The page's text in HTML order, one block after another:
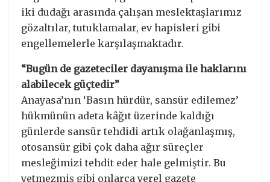
iki dudağı arasında çalışan meslektaşlarımız
gözaltılar, tutuklamalar, ev hapisleri gibi
engellemelerle karşılaşmaktadır.
“Bugün de gazeteciler dayanışma ile haklarını
alabilecek güçtedir”
Anayasa’nın ‘Basın hürdür, sansür edilemez’
hükmünün adeta kâğıt üzerinde kaldığı
günlerde sansür tehdidi artık olağanlaşmış,
otosansür gibi çok daha ağır süreçler
mesleğimizi tehdit eder hale gelmiştir. Bu
yetmezmiş gibi onlarca yerel gazete